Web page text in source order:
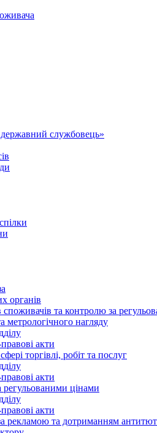
службовець»
органів
споживачів та контролю за
метрологічного нагляду
акти
торгівлі, робіт та послуг
акти
регульованими цінами
акти
рекламою та дотриманням